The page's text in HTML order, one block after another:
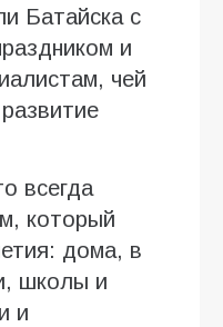
Батайска с
и
чей
всегда
который
дома, в
школы и
и